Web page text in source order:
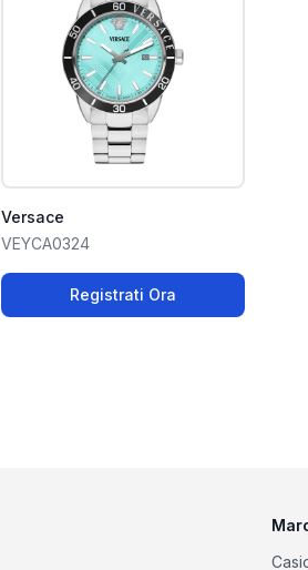
Versace
VEYCA0324
Registrati Ora